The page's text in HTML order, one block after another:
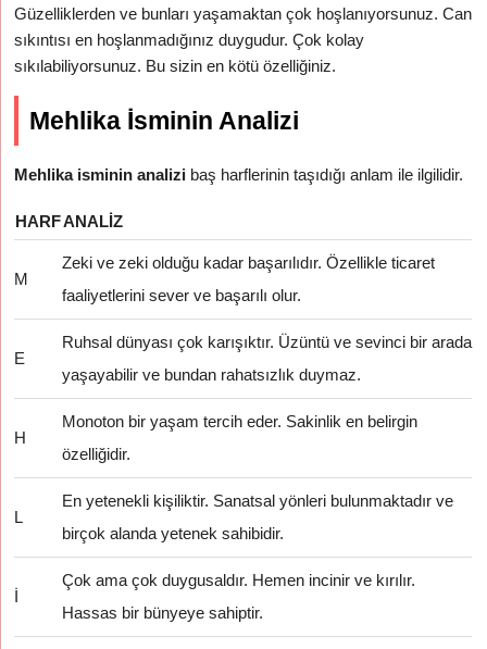
Güzelliklerden ve bunları yaşamaktan çok hoşlanıyorsunuz. Can
sıkıntısı en hoşlanmadığınız duygudur. Çok kolay
sıkılabiliyorsunuz. Bu sizin en kötü özelliğiniz.
Mehlika İsminin Analizi
Mehlika isminin analizi baş harflerinin taşıdığı anlam ile ilgilidir.
HARFANALIZ
M
Zeki ve zeki olduğu kadar başarılıdır. Özellikle ticaret
faaliyetlerini sever ve başarılı olur.
E
Ruhsal dünyası çok karışıktır. Üzüntü ve sevinci bir arada
yaşayabilir ve bundan rahatsızlık duymaz.
H
Monoton bir yaşam tercih eder. Sakinlik en belirgin
özelliğidir.
L
En yetenekli kişiliktir. Sanatsal yönleri bulunmaktadır ve
birçok alanda yetenek sahibidir.
İ
Çok ama çok duygusaldır. Hemen incinir ve kırılır.
Hassas bir bünyeye sahiptir.